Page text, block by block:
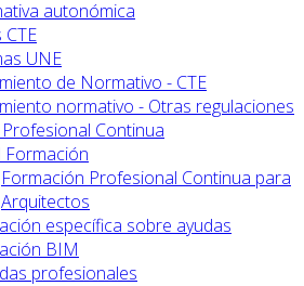
autonómica
CTE
UNE
de Normativo - CTE
normativo - Otras regulaciones
Continua
Formación
Formación Profesional Continua para
Arquitectos
específica sobre ayudas
BIM
profesionales